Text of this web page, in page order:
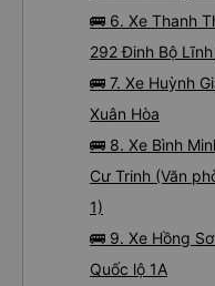
🚌 6. Xe Thanh
292 Đinh Bộ
🚌 7. Xe Huỳnh
Xuân Hòa
🚌 8. Xe Bình
Cư Trinh (Văn
1)
🚌 9. Xe Hồng
Quốc lộ 1A